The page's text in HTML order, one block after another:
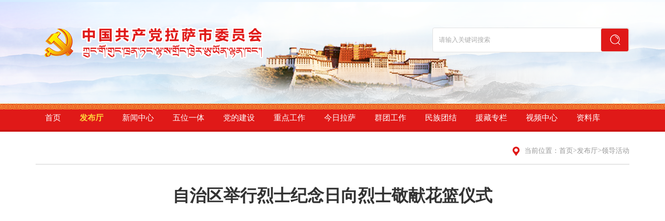
首页 发布厅 新闻中心 五位一体 党的建设 重点工作 今日拉萨 群团工作 民族团结 援藏专栏 视频中心 资料库
当前位置： 首页 >发布厅>领导活动
自治区举行烈士纪念日向烈士敬献花篮仪式